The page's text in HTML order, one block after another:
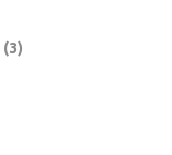
(3)